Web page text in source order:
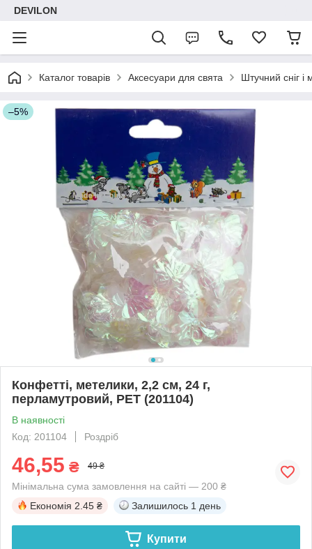
DEVILON
Каталог товарів Аксесуари для свята Штучний сніг
–5%
Конфетті, метелики, 2,2 см, 24 г,
перламутровий, PET (201104)
В наявності
Код: 201104
Роздріб
46,55 ₴ 49 ₴
Мінімальна сума замовлення на сайті — 200 ₴
Економія 2.45 ₴ Залишилось 1 день
Купити